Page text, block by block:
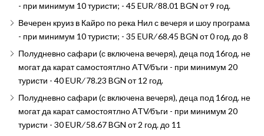
- при минимум 10 туристи; - 45 EUR ∕ 88.01 BGN от 9 год.
Вечерен круиз в Кайро по река Нил с вечеря и шоу програма
- при минимум 10 туристи; - 35 EUR ∕ 68.45 BGN от 0 год. до 8
Полудневно сафари (с включена вечеря), деца под 16год. не
могат да карат самостоятлно ATV∕бъги - при минимум 20
туристи - 40 EUR ∕ 78.23 BGN от 12 год.
Полудневно сафари (с включена вечеря), деца под 16год. не
могат да карат самостоятлно ATV∕бъги - при минимум 20
туристи - 30 EUR ∕ 58.67 BGN от 2 год. до 11